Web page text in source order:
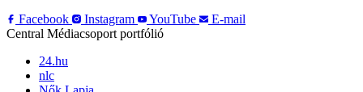
Facebook
Instagram YouTube
E-mail
Central Médiacsoport portfólió
24.hu
nlc